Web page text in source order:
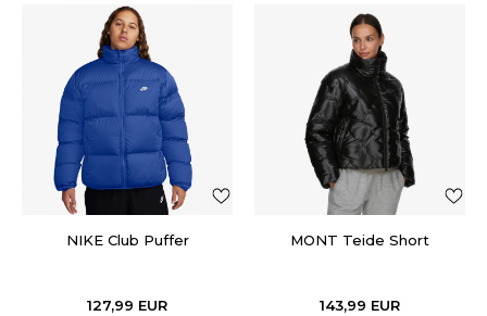
NIKE Club Puffer
127,99 EUR
MONT Teide Short
143,99 EUR